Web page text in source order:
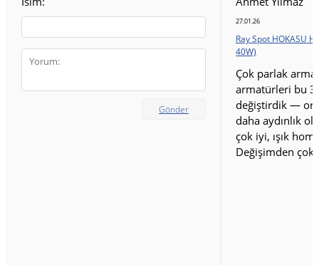
işçilikle bir araya gelerek benzersiz bir kalite duygusu verir.
Gönder
27.01.26
Ray Spot HOKASU
40W)
Çok parlak
armatürleri bu
değiştirdik —
daha aydınlık
çok iyi, ışık
Değişimden çok